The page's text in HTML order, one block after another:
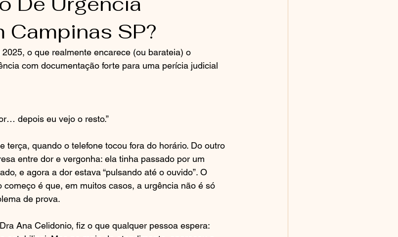
Campinas SP?
o que realmente encarece (ou barateia) o
com documentação forte para uma perícia judicial
depois eu vejo o resto.”
terça, quando o telefone tocou fora do horário. Do outro
entre dor e vergonha: ela tinha passado por um
e agora a dor estava “pulsando até o ouvido”. O
é que, em muitos casos, a urgência não é só
de prova.
Ana Celidonio, fiz o que qualquer pessoa espera: